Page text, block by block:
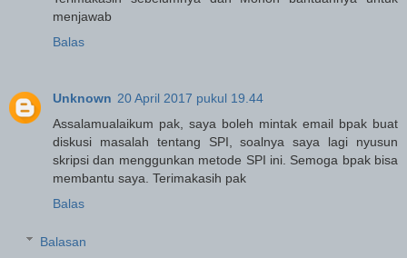
menjawab
Balas
Unknown 20 April 2017 pukul 19.44
Assalamualaikum pak, saya boleh mintak email bpak buat
diskusi masalah tentang SPI, soalnya saya lagi nyusun
skripsi dan menggunkan metode SPI ini. Semoga bpak bisa
membantu saya. Terimakasih pak
Balas
Balasan